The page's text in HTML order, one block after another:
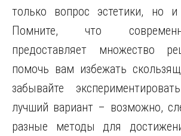
только вопрос эстетики, но и
Помните, что
предоставляет множество
помочь вам избежать
забывайте
лучший вариант – возможно,
разные методы для